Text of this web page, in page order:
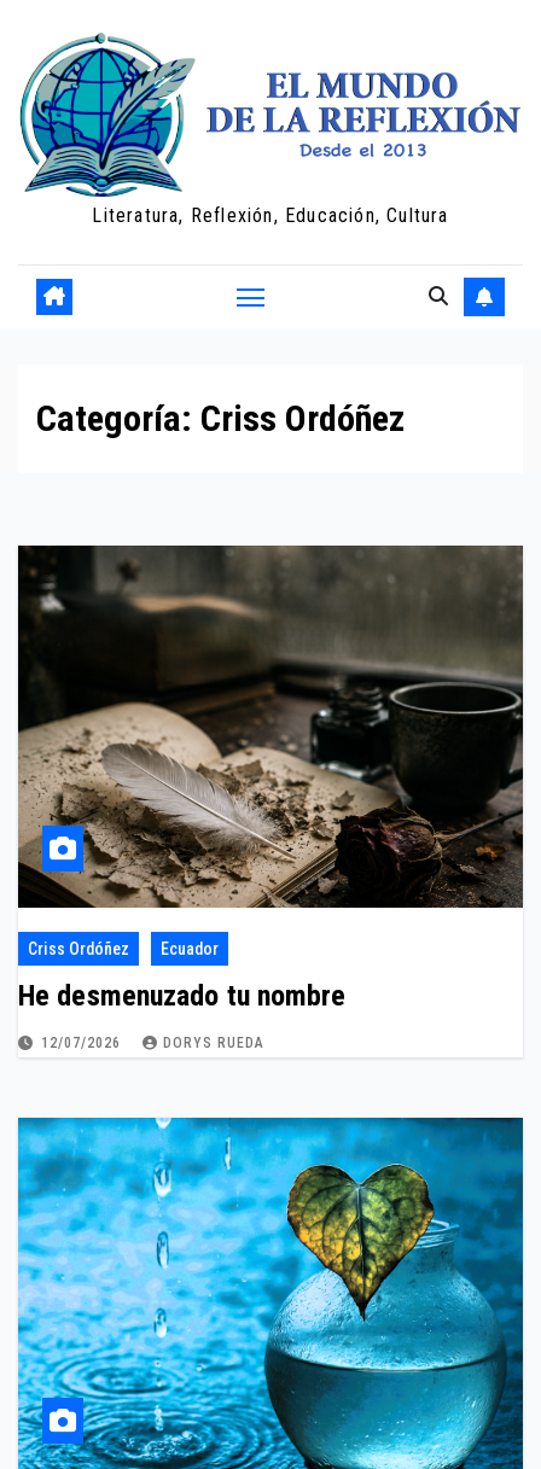
contenido
Literatura, Reflexión, Educación, Cultura
Categoría: Criss Ordóñez
Criss Ordóñez Ecuador
He desmenuzado tu nombre
12/07/2026 DORYS RUEDA